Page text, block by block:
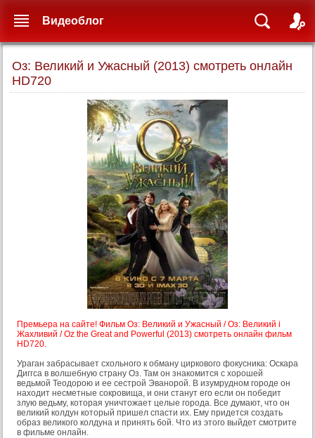
Оз: Великий и Ужасный (2013) смотреть онлайн
HD720
Премьера на сайте! Фильм Оз: Великий и Ужасный / Оз: Великий і
Жахливий / Oz the Great and Powerful (2013) смотреть онлайн фильм
HD720.
Ураган забрасывает схольного к обману циркового фокусника: Оскара
Диггса в волшебную страну Оз. Там он знакомится с хорошей
ведьмой Теодорою и ее сестрой Эванорой. В изумрудном городе он
находит несметные сокровища, и они станут его если он победит
злую ведьму, которая уничтожает целые города. Все думают, что он
великий колдун который пришел спасти их. Ему придется создать
образ великого колдуна и принять бой. Что из этого выйдет смотрите
в фильме онлайн.
Видеоблог